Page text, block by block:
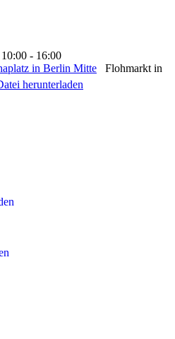
- 16:00
in Berlin Mitte Flohmarkt in